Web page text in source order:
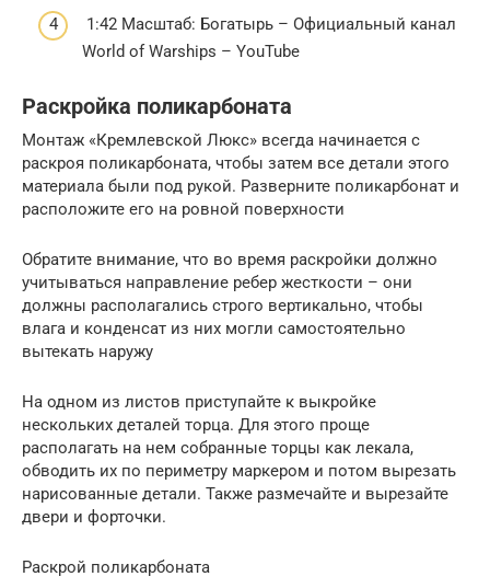
1:42 Масштаб: Богатырь – Официальный канал
World of Warships – YouTube
Раскройка поликарбоната
Монтаж «Кремлевской Люкс» всегда начинается с
раскроя поликарбоната, чтобы затем все детали этого
материала были под рукой. Разверните поликарбонат и
расположите его на ровной поверхности
Обратите внимание, что во время раскройки должно
учитываться направление ребер жесткости – они
должны располагались строго вертикально, чтобы
влага и конденсат из них могли самостоятельно
вытекать наружу
На одном из листов приступайте к выкройке
нескольких деталей торца. Для этого проще
располагать на нем собранные торцы как лекала,
обводить их по периметру маркером и потом вырезать
нарисованные детали. Также размечайте и вырезайте
двери и форточки.
Раскрой поликарбоната